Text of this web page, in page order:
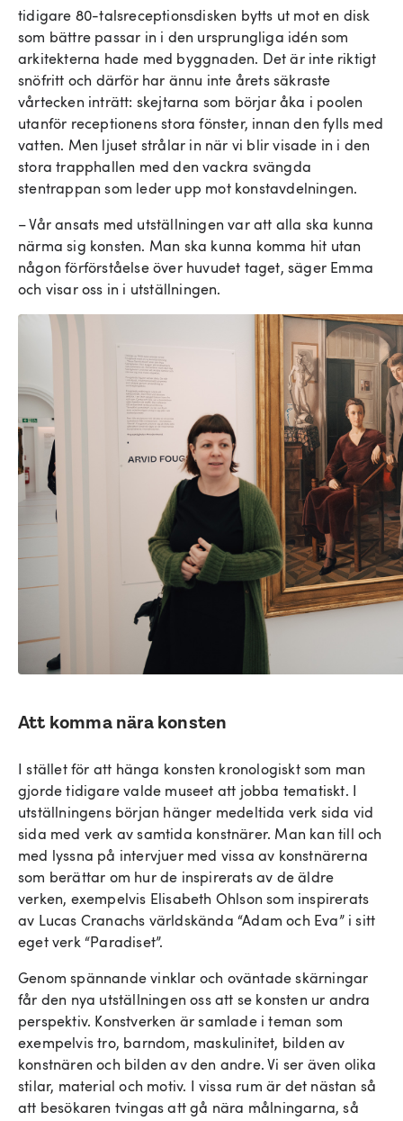
tidigare 80-talsreceptionsdisken bytts ut mot en disk
som bättre passar in i den ursprungliga idén som
arkitekterna hade med byggnaden. Det är inte riktigt
snöfritt och därför har ännu inte årets säkraste
vårtecken inträtt: skejtarna som börjar åka i poolen
utanför receptionens stora fönster, innan den fylls med
vatten. Men ljuset strålar in när vi blir visade in i den
stora trapphallen med den vackra svängda
stentrappan som leder upp mot konstavdelningen.
– Vår ansats med utställningen var att alla ska kunna
närma sig konsten. Man ska kunna komma hit utan
någon förförståelse över huvudet taget, säger Emma
och visar oss in i utställningen.
Att komma nära konsten
I stället för att hänga konsten kronologiskt som man
gjorde tidigare valde museet att jobba tematiskt. I
utställningens början hänger medeltida verk sida vid
sida med verk av samtida konstnärer. Man kan till och
med lyssna på intervjuer med vissa av konstnärerna
som berättar om hur de inspirerats av de äldre
verken, exempelvis Elisabeth Ohlson som inspirerats
av Lucas Cranachs världskända “Adam och Eva” i sitt
eget verk “Paradiset”.
Genom spännande vinklar och oväntade skärningar
får den nya utställningen oss att se konsten ur andra
perspektiv. Konstverken är samlade i teman som
exempelvis tro, barndom, maskulinitet, bilden av
konstnären och bilden av den andre. Vi ser även olika
stilar, material och motiv. I vissa rum är det nästan så
att besökaren tvingas att gå nära målningarna, så